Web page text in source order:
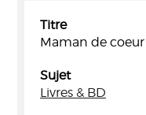
Titre
Maman de
Sujet
Livres & BD